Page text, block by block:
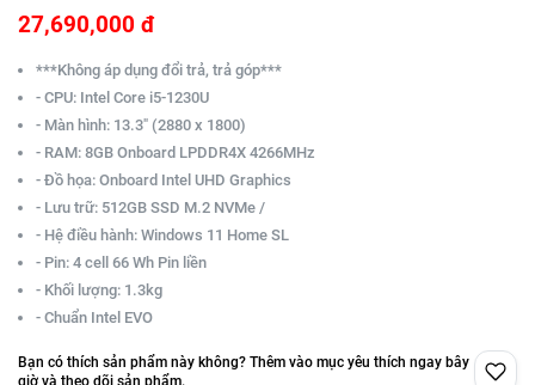
27,690,000 đ
***Không áp dụng đổi trả, trả góp***
- CPU: Intel Core i5-1230U
- Màn hình: 13.3" (2880 x 1800)
- RAM: 8GB Onboard LPDDR4X 4266MHz
- Đồ họa: Onboard Intel UHD Graphics
- Lưu trữ: 512GB SSD M.2 NVMe /
- Hệ điều hành: Windows 11 Home SL
- Pin: 4 cell 66 Wh Pin liền
- Khối lượng: 1.3kg
- Chuẩn Intel EVO
Bạn có thích sản phẩm này không? Thêm vào mục yêu thích ngay bây
giờ và theo dõi sản phẩm.